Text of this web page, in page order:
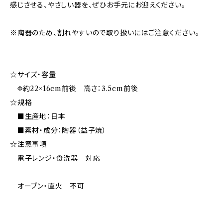
感じさせる、やさしい器を、ぜひお手元にお迎えください。
※陶器のため、割れやすいので取り扱いにはご注意ください。
☆サイズ・容量
Φ約22×16cm前後 高さ：3.5cm前後
☆規格
■生産地：日本
■素材・成分：陶器（益子焼）
☆注意事項
電子レンジ・食洗器 対応
オーブン・直火 不可